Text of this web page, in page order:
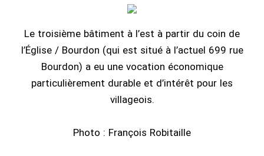
Le troisième bâtiment à l’est à partir du coin de
l’Église / Bourdon (qui est situé à l’actuel 699 rue
Bourdon) a eu une vocation économique
particulièrement durable et d’intérêt pour les
villageois.
Photo : François Robitaille